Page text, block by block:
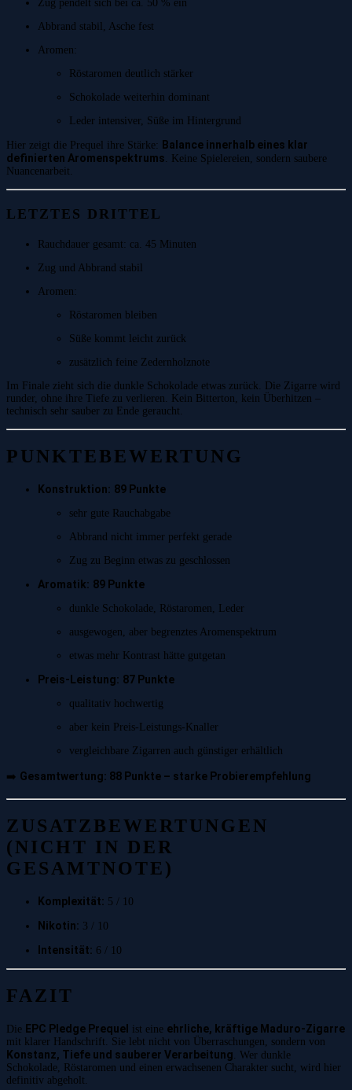
Zug pendelt sich bei ca. 50 % ein
Abbrand stabil, Asche fest
Aromen:
Röstaromen deutlich stärker
Schokolade weiterhin dominant
Leder intensiver, Süße im Hintergrund
Hier zeigt die Prequel ihre Stärke: Balance innerhalb eines klar
definierten Aromenspektrums. Keine Spielereien, sondern saubere
Nuancenarbeit.
LETZTES DRITTEL
Rauchdauer gesamt: ca. 45 Minuten
Zug und Abbrand stabil
Aromen:
Röstaromen bleiben
Süße kommt leicht zurück
zusätzlich feine Zedernholznote
Im Finale zieht sich die dunkle Schokolade etwas zurück. Die Zigarre wird
runder, ohne ihre Tiefe zu verlieren. Kein Bitterton, kein Überhitzen –
technisch sehr sauber zu Ende geraucht.
PUNKTEBEWERTUNG
Konstruktion: 89 Punkte
sehr gute Rauchabgabe
Abbrand nicht immer perfekt gerade
Zug zu Beginn etwas zu geschlossen
Aromatik: 89 Punkte
dunkle Schokolade, Röstaromen, Leder
ausgewogen, aber begrenztes Aromenspektrum
etwas mehr Kontrast hätte gutgetan
Preis-Leistung: 87 Punkte
qualitativ hochwertig
aber kein Preis-Leistungs-Knaller
vergleichbare Zigarren auch günstiger erhältlich
➡️ Gesamtwertung: 88 Punkte – starke Probierempfehlung
ZUSATZBEWERTUNGEN
(NICHT IN DER
GESAMTNOTE)
Komplexität: 5 / 10
Nikotin: 3 / 10
Intensität: 6 / 10
FAZIT
Die EPC Pledge Prequel ist eine ehrliche, kräftige Maduro-Zigarre
mit klarer Handschrift. Sie lebt nicht von Überraschungen, sondern von
Konstanz, Tiefe und sauberer Verarbeitung. Wer dunkle
Schokolade, Röstaromen und einen erwachsenen Charakter sucht, wird hier
definitiv abgeholt.